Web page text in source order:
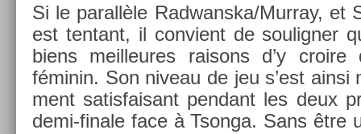
Si le para­llèle Rad­wanska/­Murray, et
est ten­tant, il con­vient de soulign­er
biens meil­leures raisons d’y croire
féminin. Son niveau de jeu s’est
ment satis­faisant pen­dant les deux
demi-finale face à Tson­ga. Sans être